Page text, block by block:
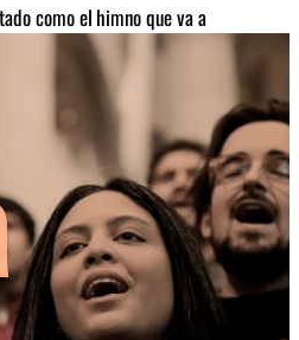
como el himno que va a
León XIV a España. Se ha
corales más ambiciosas de la